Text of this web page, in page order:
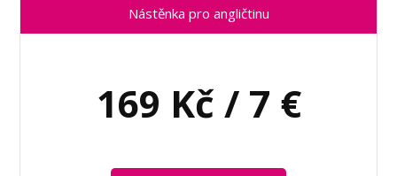
Nástěnka pro angličtinu
169 Kč / 7 €